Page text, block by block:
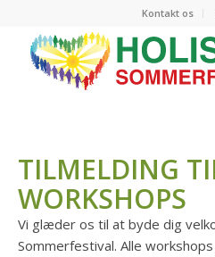
Kontakt os
TILMELDING
WORKSHOPS
Vi glæder os til at byde dig
Sommerfestival. Alle